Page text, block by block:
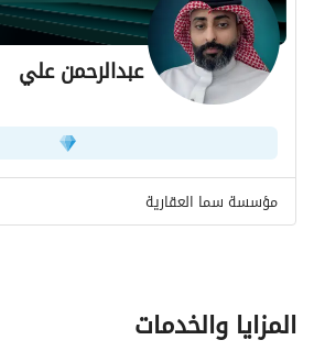
عبدالرحمن علي
مؤسسة سما العقارية
المزايا والخدمات